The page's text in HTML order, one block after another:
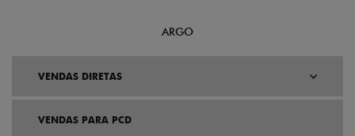
ARGO
VENDAS DIRETAS
VENDAS PARA PCD